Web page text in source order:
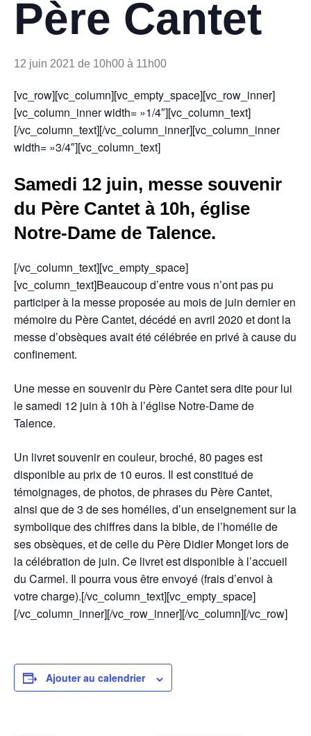
Père Cantet
12 juin 2021 de 10h00 à 11h00
[vc_row][vc_column][vc_empty_space][vc_row_inner]
[vc_column_inner width= »1/4″][vc_column_text]
[/vc_column_text][/vc_column_inner][vc_column_inner
width= »3/4″][vc_column_text]
Samedi 12 juin, messe souvenir
du Père Cantet à 10h, église
Notre-Dame de Talence.
[/vc_column_text][vc_empty_space]
[vc_column_text]Beaucoup d’entre vous n’ont pas pu
participer à la messe proposée au mois de juin dernier en
mémoire du Père Cantet, décédé en avril 2020 et dont la
messe d’obsèques avait été célébrée en privé à cause du
confinement.
Une messe en souvenir du Père Cantet sera dite pour lui
le samedi 12 juin à 10h à l’église Notre-Dame de
Talence.
Un livret souveniren couleur, broché, 80 pages est
disponible au prix de 10 euros. Il est constitué de
témoignages, de photos, de phrases du Père Cantet,
ainsi que de 3 de ses homélies, d’un enseignement sur la
symbolique des chiffres dans la bible, de l’homélie de
ses obsèques, et de celle du Père Didier Monget lors de
la célébration de juin. Ce livret est disponible à l’accueil
du Carmel. Il pourra vous être envoyé (frais d’envoi à
votre charge).[/vc_column_text][vc_empty_space]
[/vc_column_inner][/vc_row_inner][/vc_column][/vc_row]
Ajouter au calendrier